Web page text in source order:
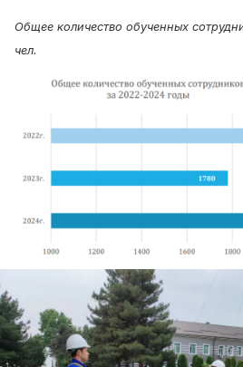
Общее количество обученных
чел.